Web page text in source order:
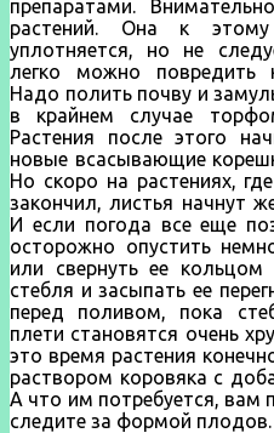
препаратами.
растений. Она к
уплотняется, но не
легко можно повредить
Надо полить почву и
в крайнем случае
Растения после этого
новые всасывающие
Но скоро на растениях,
закончил, листья начнут
И если погода все еще
осторожно опустить
или свернуть ее
стебля и засыпать ее
перед поливом, пока
плети становятся очень
это время растения
раствором коровяка с
А что им потребуется, вам
следите за формой плодов.